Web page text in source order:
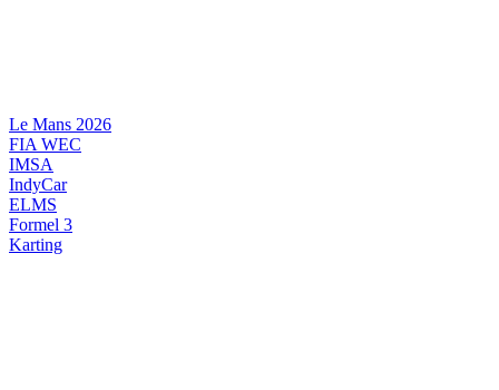
Le Mans 2026
FIA WEC
IMSA
IndyCar
ELMS
Formel 3
Karting